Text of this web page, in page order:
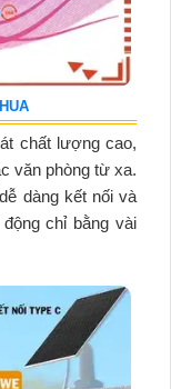
chất lượng cao,
văn phòng từ xa.
dàng kết nối và
chỉ bằng vài